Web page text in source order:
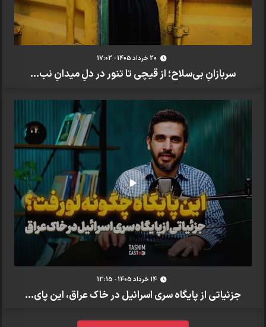
20 خرداد 1405 - 17:02
سربازانِ بی‌سلاح؛ از قیچی تا تنور در دلِ میدانِ نب...
14 خرداد 1405 - 13:15
جزئیاتی از پایگاه سری اسرائیل در خاک عراق، این پای...